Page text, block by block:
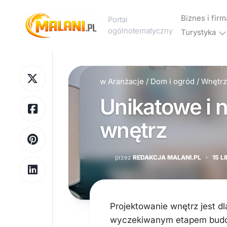
content
Portal
ogólnotematyczny
Biznes i
Turystyka
Noclegi
hotele
Wakacje
i
w Aranżacje / Dom i ogród /
Unikatowe i
wnętrz
przezREDAKCJA MALANI.PL · 15
Projektowanie wnętrz jest
wyczekiwanym etapem